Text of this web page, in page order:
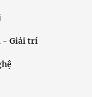
- Giải trí